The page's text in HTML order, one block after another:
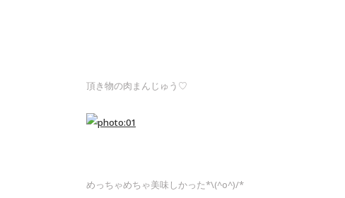
頂き物の肉まんじゅう♡
めっちゃめちゃ美味しかった*\(^o^)/*